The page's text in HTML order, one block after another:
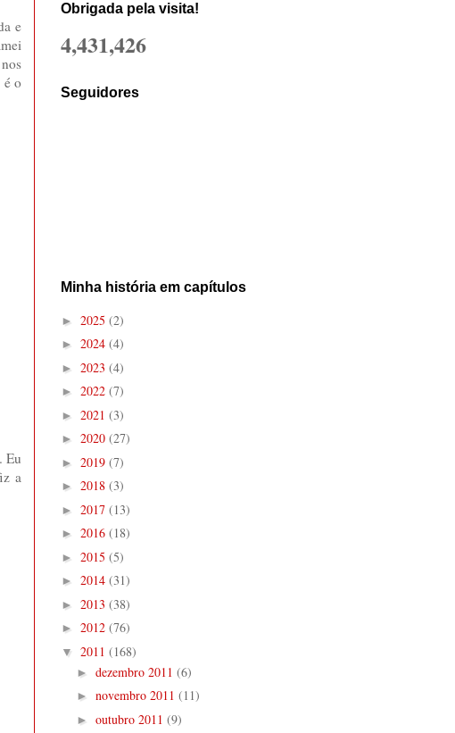
e
é o
Eu
a
Obrigada pela visita!
4,431,426
Seguidores
Minha história em capítulos
► 2025 (2)
► 2024 (4)
► 2023 (4)
► 2022 (7)
► 2021 (3)
► 2020 (27)
► 2019 (7)
► 2018 (3)
► 2017 (13)
► 2016 (18)
► 2015 (5)
► 2014 (31)
► 2013 (38)
► 2012 (76)
▼ 2011 (168)
► dezembro 2011 (6)
► novembro 2011 (11)
► outubro 2011 (9)